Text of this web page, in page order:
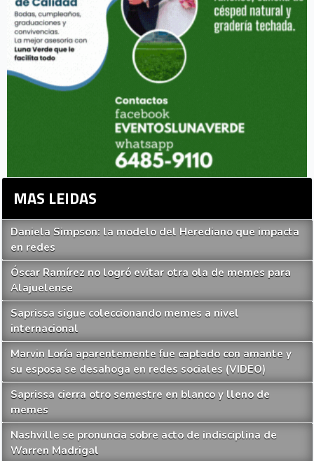
MAS LEIDAS
Daniela Simpson: la modelo del Herediano que impacta
en redes
Óscar Ramírez no logró evitar otra ola de memes para
Alajuelense
Saprissa sigue coleccionando memes a nivel
internacional
Marvin Loría aparentemente fue captado con amante y
su esposa se desahoga en redes sociales (VIDEO)
Saprissa cierra otro semestre en blanco y lleno de
memes
Nashville se pronuncia sobre acto de indisciplina de
Warren Madrigal